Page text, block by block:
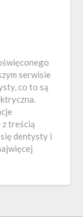
serwisie
co to są
treścią
dentysty i